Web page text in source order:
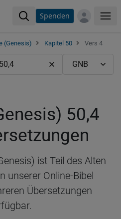
Spenden
(Genesis) Kapitel 50 Vers 4
50,4
ist Teil des Alten
unserer Online-Bibel
Übersetzungen